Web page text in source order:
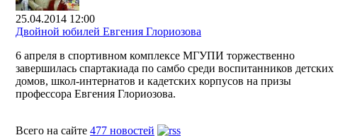
25.04.2014 12:00
Двойной юбилей Евгения Глориозова
6 апреля в спортивном комплексе МГУПИ торжественно
завершилась спартакиада по самбо среди воспитанников детских
домов, школ-интернатов и кадетских корпусов на призы
профессора Евгения Глориозова.
Всего на сайте 477 новостей